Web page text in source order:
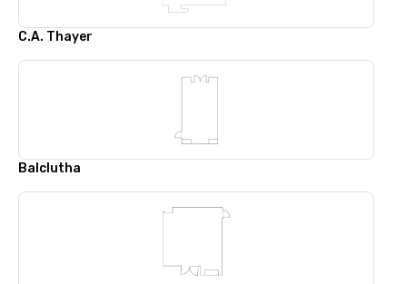
C.A. Thayer
Balclutha